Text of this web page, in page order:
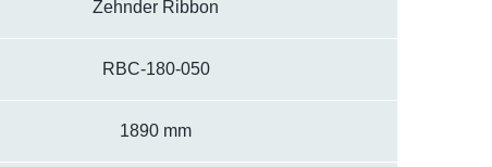
Zehnder Ribbon
RBC-180-050
1890 mm